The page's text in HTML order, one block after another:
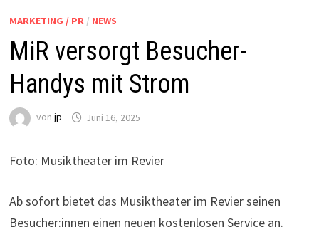
MARKETING / PR / NEWS
MiR versorgt Besucher-
Handys mit Strom
vonjp Juni 16, 2025
Foto: Musiktheater im Revier
Ab sofort bietet das Musiktheater im Revier seinen
Besucher:innen einen neuen kostenlosen Service an.